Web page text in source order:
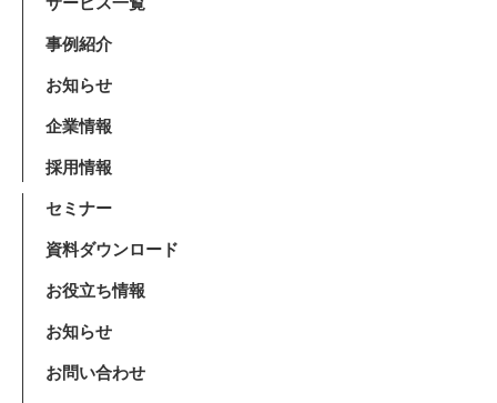
事例紹介
お知らせ
企業情報
採用情報
セミナー
資料ダウンロード
お役立ち情報
お知らせ
お問い合わせ